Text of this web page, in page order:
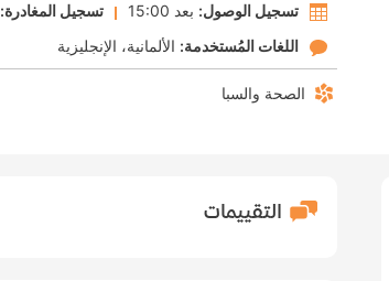
تسجيل الوصول: بعد 15:00 تسجيل المغادرة:
اللغات المُستخدمة: الألمانية الإنجليزية
الصحة والسبا
التقييمات